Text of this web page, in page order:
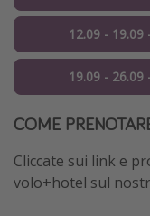
12.09 - 19.09
19.09 - 26.09
COME
Cliccate sui link e
volo+hotel sul